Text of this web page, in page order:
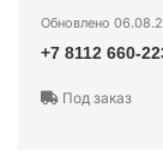
Обновлено
+7 8112 660-
Под заказ